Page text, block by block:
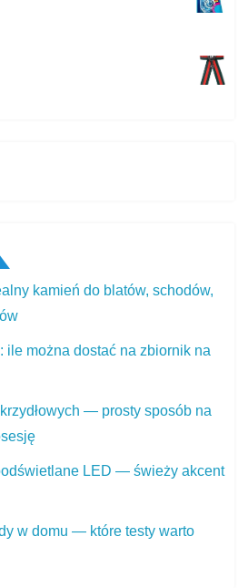
kamień do blatów, schodów,
ile można dostać na zbiornik na
— prosty sposób na
LED — świeży akcent
w domu — które testy warto